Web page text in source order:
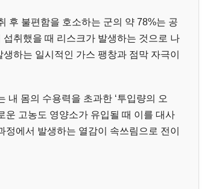
후 불편함을 호소하는 군의 약 78%는 공
취했을 때 리스크가 발생하는 것으로 나
하는 일시적인 가스 팽창과 점막 자극이
내 몸의 수용력을 초과한 ‘투입량의 오
운 고농도 영양소가 유입될 때 이를 대사
에서 발생하는 열감이 속쓰림으로 전이